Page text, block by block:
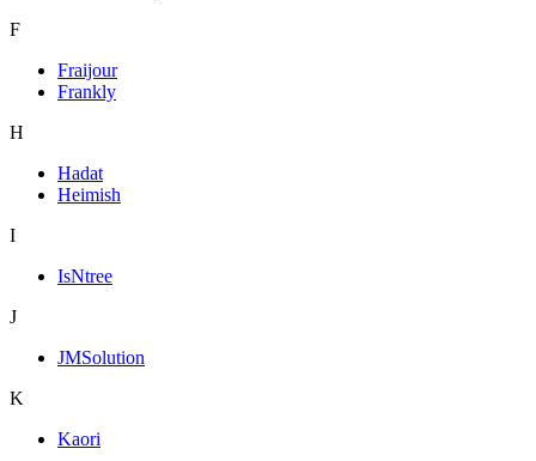
F
Fraijour
Frankly
H
Hadat
Heimish
I
IsNtree
J
JMSolution
K
Kaori